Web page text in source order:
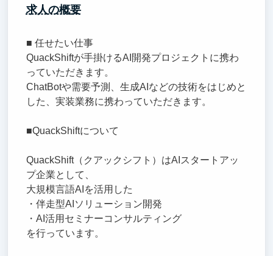
求人の概要
■ 任せたい仕事
QuackShiftが手掛けるAI開発プロジェクトに携わ
っていただきます。
ChatBotや需要予測、生成AIなどの技術をはじめと
した、実装業務に携わっていただきます。
■QuackShiftについて
QuackShift（クアックシフト）はAIスタートアッ
プ企業として、
大規模言語AIを活用した
・伴走型AIソリューション開発
・AI活用セミナーコンサルティング
を行っています。